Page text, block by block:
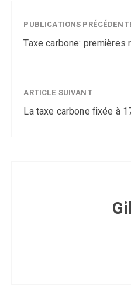
PUBLICATIONS
Taxe carbone: premières
ARTICLE SUIVANT
La taxe carbone fixée à